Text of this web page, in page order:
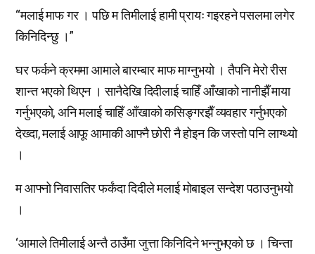
“मलाई माफ गर । पछि म तिमीलाई हामी प्रायः गइरहने पसलमा लगेर
किनिदिन्छु ।”
घर फर्कने क्रममा आमाले बारम्बार माफ माग्नुभयो । तैपनि मेरो रीस
शान्त भएको थिएन । सानैदेखि दिदीलाई चाहिँ आँखाको नानीझैँ माया
गर्नुभएको, अनि मलाई चाहिँ आँखाको कसिङ्गरझैँ व्यवहार गर्नुभएको
देख्दा, मलाई आफू आमाकी आफ्नै छोरी नै होइन कि जस्तो पनि लाग्थ्यो
।
म आफ्नो निवासतिर फर्कंदा दिदीले मलाई मोबाइल सन्देश पठाउनुभयो
।
‘आमाले तिमीलाई अन्तै ठाउँमा जुत्ता किनिदिने भन्नुभएको छ । चिन्ता